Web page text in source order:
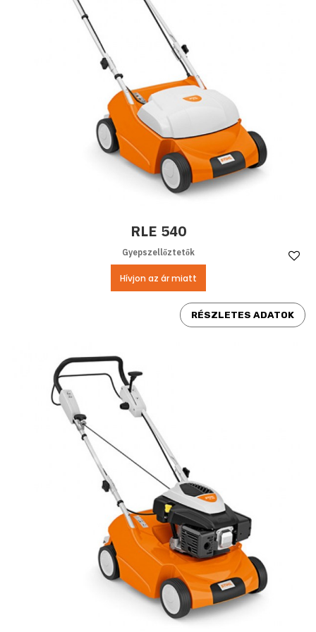
RLE 540
Gyepszellőztetők
Hívjon az ár miatt
RÉSZLETES ADATOK